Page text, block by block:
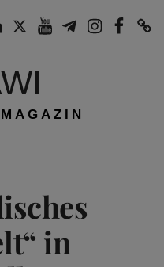
in